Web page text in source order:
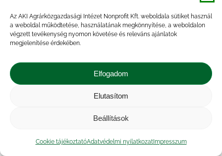
Az AKI Agrárközgazdasági Intézet Nonprofit Kft. weboldala sütiket használ
a weboldal működtetése, használatának megkönnyítése, a weboldalon
végzett tevékenység nyomon követése és releváns ajánlatok
megjelenítése érdekében.
Elfogadom
Elutasítom
Beállítások
Cookie tájékoztatóAdatvédelmi nyilatkozatImpresszum